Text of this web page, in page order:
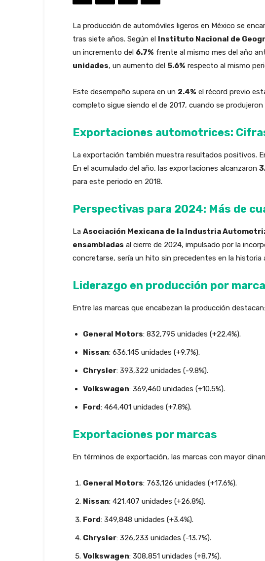
La producción de automóviles ligeros en México se
tras siete años. Según el Instituto Nacional de
un incremento del 6.7% frente al mismo mes del año
unidades, un aumento del 5.6% respecto al mismo
Este desempeño supera en un 2.4% el récord previo
completo sigue siendo el de 2017, cuando se produjeron
Exportaciones automotrices:
La exportación también muestra resultados positivos.
En el acumulado del año, las exportaciones alcanzaron
para este periodo en 2018.
Perspectivas para 2024: Más de
La Asociación Mexicana de la Industria
ensambladas al cierre de 2024, impulsado por la
concretarse, sería un hito sin precedentes en la historia
Liderazgo en producción por
Entre las marcas que encabezan la producción destacan:
General Motors: 832,795 unidades (+22.4%).
Nissan: 636,145 unidades (+9.7%).
Chrysler: 393,322 unidades (-9.8%).
Volkswagen: 369,460 unidades (+10.5%).
Ford: 464,401 unidades (+7.8%).
Exportaciones por marcas
En términos de exportación, las marcas con mayor
General Motors: 763,126 unidades (+17.6%).
Nissan: 421,407 unidades (+26.8%).
Ford: 349,848 unidades (+3.4%).
Chrysler: 326,233 unidades (-13.7%).
Volkswagen: 308,851 unidades (+8.7%).